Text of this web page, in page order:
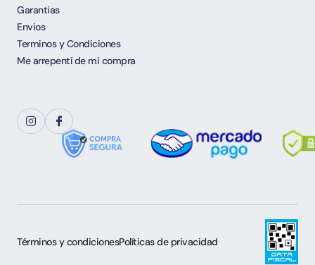
Garantias
Envios
Terminos y Condiciones
Me arrepentí de mi compra
Términos y condicionesPolíticas de privacidad